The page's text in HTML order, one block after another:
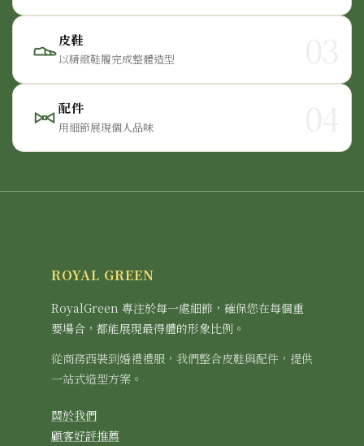
皮鞋
以精緻鞋履完成整體造型
配件
用細節展現個人品味
ROYAL GREEN
RoyalGreen 專注於每一處細節，確保您在每個重
要場合，都能展現最得體的形象比例。
從商務西裝到婚禮禮服，我們整合皮鞋與配件，提供
一站式造型方案。
關於我們
顧客好評推薦